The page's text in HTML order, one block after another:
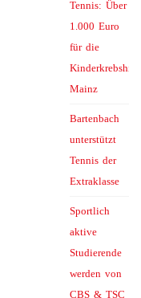
Tennis: Über
1.000 Euro
für die
Mainz
Bartenbach
unterstützt
Tennis der
Extraklasse
Sportlich
aktive
Studierende
werden von
CBS & TSC